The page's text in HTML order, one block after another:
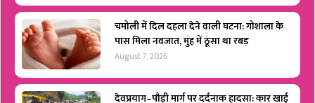
चमोली में दिल दहला देने वाली घटना: गोशाला के
पास मिला नवजात, मुंह में ठूंसा था रबड़
August 7, 2026
देवप्रयाग–पौड़ी मार्ग पर दर्दनाक हादसा: कार खाई